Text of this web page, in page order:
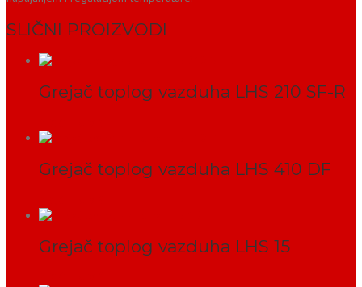
SLIČNI PROIZVODI
Grejač toplog vazduha LHS 210 SF-R
Grejač toplog vazduha LHS 410 DF
Grejač toplog vazduha LHS 15